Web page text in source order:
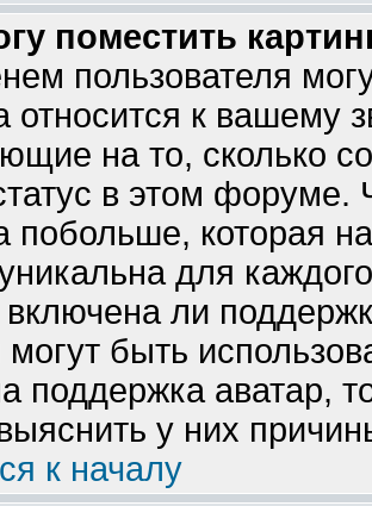
поместить
пользователя
относится к вашему
на то, сколько
в этом форуме.
побольше, которая
для
включена ли
могут быть
поддержка аватар,
у них
к началу